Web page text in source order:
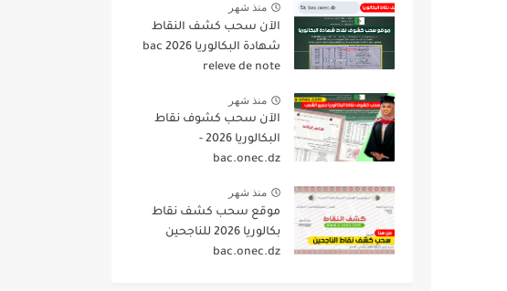
منذ شهر
الآن سحب كشف النقاط
شهادة البكالوريا 2026 bac
releve de note
منذ شهر
الآن سحب كشوف نقاط
البكالوريا 2026 -
bac.onec.dz
منذ شهر
موقع سحب كشف نقاط
بكالوريا 2026 للناجحين
bac.onec.dz